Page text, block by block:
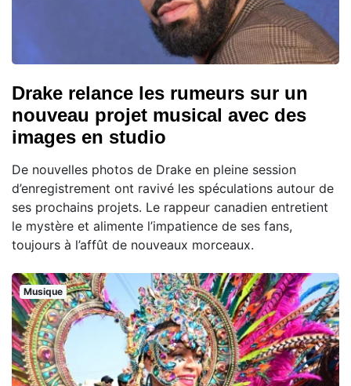
Drake relance les rumeurs sur un
nouveau projet musical avec des
images en studio
De nouvelles photos de Drake en pleine session
d’enregistrement ont ravivé les spéculations autour de
ses prochains projets. Le rappeur canadien entretient
le mystère et alimente l’impatience de ses fans,
toujours à l’affût de nouveaux morceaux.
Musique